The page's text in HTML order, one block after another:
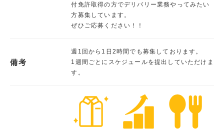
付免許取得の方でデリバリー業務やってみたい
方募集しています。
ぜひご応募ください！！
備考
週1回から1日2時間でも募集しております。
1週間ごとにスケジュールを提出していただけま
す。